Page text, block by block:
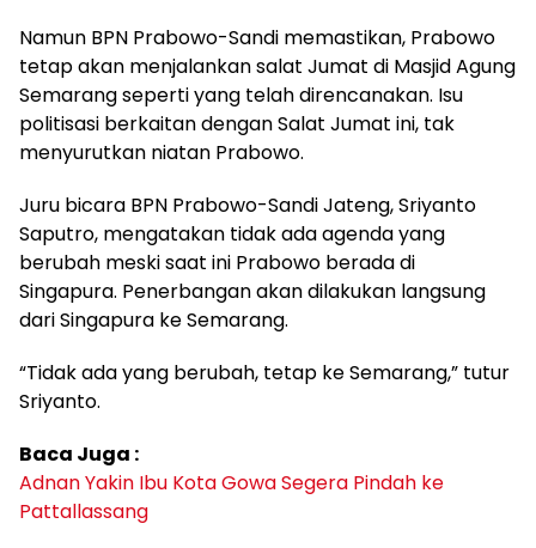
Namun BPN Prabowo-Sandi memastikan, Prabowo
tetap akan menjalankan salat Jumat di Masjid Agung
Semarang seperti yang telah direncanakan. Isu
politisasi berkaitan dengan Salat Jumat ini, tak
menyurutkan niatan Prabowo.
Juru bicara BPN Prabowo-Sandi Jateng, Sriyanto
Saputro, mengatakan tidak ada agenda yang
berubah meski saat ini Prabowo berada di
Singapura. Penerbangan akan dilakukan langsung
dari Singapura ke Semarang.
“Tidak ada yang berubah, tetap ke Semarang,” tutur
Sriyanto.
Baca Juga :
Adnan Yakin Ibu Kota Gowa Segera Pindah ke
Pattallassang